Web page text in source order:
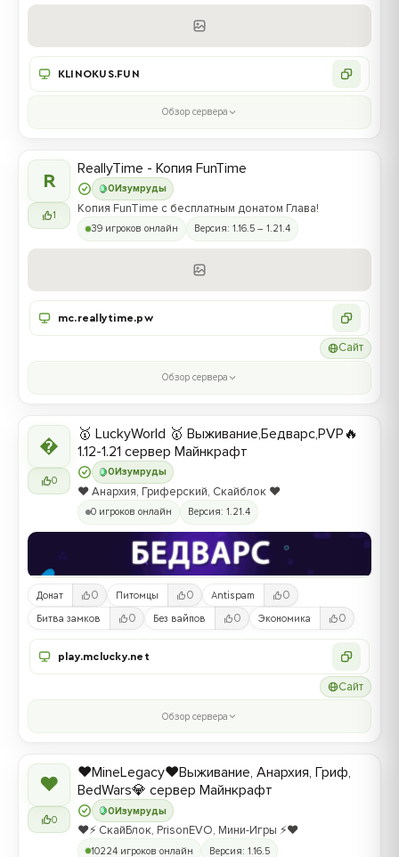
KLINOKUS.FUN
Обзор сервера
R
1
0 Изумруды
ReallyTime - Копия FunTime
Копия FunTime с бесплатным донатом Глава!
39 игроков онлайн Версия: 1.16.5 – 1.21.4
mc.reallytime.pw
Сайт
Обзор сервера

0
0 Изумруды
🥇 LuckyWorld 🥇 Выживание,Бедварс,PVP🔥
1.12-1.21 сервер Майнкрафт
❤️ Анархия, Гриферский, Скайблок ❤️
0 игроков онлайн Версия: 1.21.4
Донат 0 Питомцы 0 Antispam 0
Битва замков 0 Без вайпов 0 Экономика 0
play.mclucky.net
Сайт
Обзор сервера
❤
0
0Изумруды
❤️MineLegacy❤️Выживание, Анархия, Гриф,
BedWars💎 сервер Майнкрафт
❤️⚡️ СкайБлок, PrisonEVO, Мини-Игры ⚡️❤️
10224 игроков онлайн Версия: 1.16.5